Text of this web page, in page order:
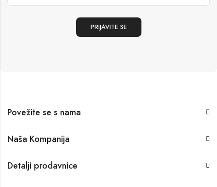
Povežite se s nama
Naša Kompanija
Detalji prodavnice